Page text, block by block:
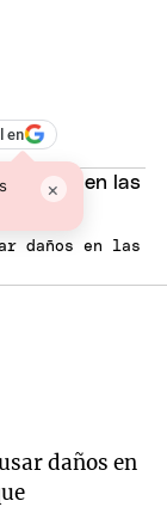
en
×
daños en las
daños en